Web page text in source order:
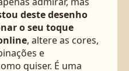
deste desenho
o seu toque
, altere as cores,
e
quiser. É uma